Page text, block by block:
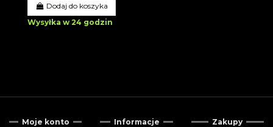
Dodaj do koszyka
Wysyłka w 24 godzin
Moje konto Informacje Zakupy